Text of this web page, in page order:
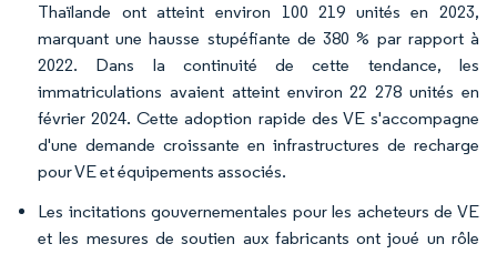
Thaïlande ont atteint environ 100 219 unités en 2023,
marquant une hausse stupéfiante de 380 % par rapport à
2022. Dans la continuité de cette tendance, les
immatriculations avaient atteint environ 22 278 unités en
février 2024. Cette adoption rapide des VE s'accompagne
d'une demande croissante en infrastructures de recharge
pour VE et équipements associés.
Les incitations gouvernementales pour les acheteurs de VE
et les mesures de soutien aux fabricants ont joué un rôle